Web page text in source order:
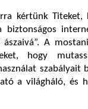
kértünk Titeket,
A
hogy
szabályait
a világháló, és